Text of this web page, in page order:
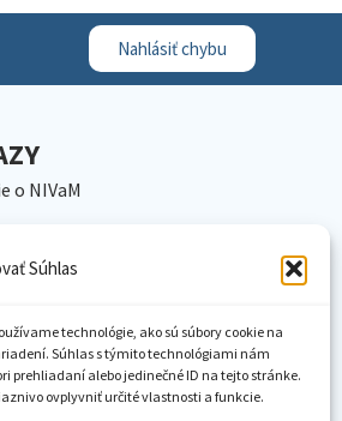
Súhlas
technológie, ako sú súbory cookie na
Súhlas s týmito technológiami nám
prehliadaní alebo jedinečné ID na tejto stránke.
ovplyvniť určité vlastnosti a funkcie.
Nahlásiť chybu
o NIVaM